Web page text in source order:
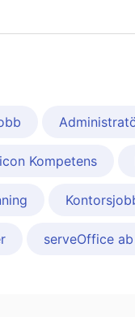
Kompetens
serveOffice ab